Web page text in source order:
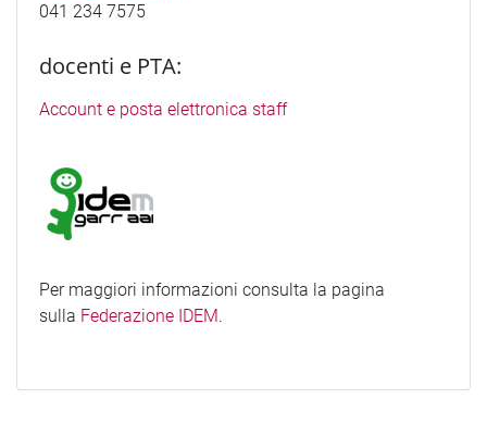
041 234 7575
docenti e PTA:
Account e posta elettronica staff
Per maggiori informazioni consulta la pagina
sulla Federazione IDEM.